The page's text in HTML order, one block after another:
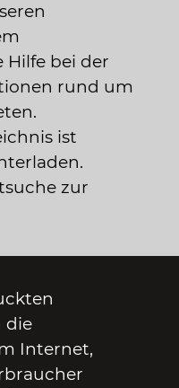
Hilfe bei der
rund um
ist
zur
die
Internet,